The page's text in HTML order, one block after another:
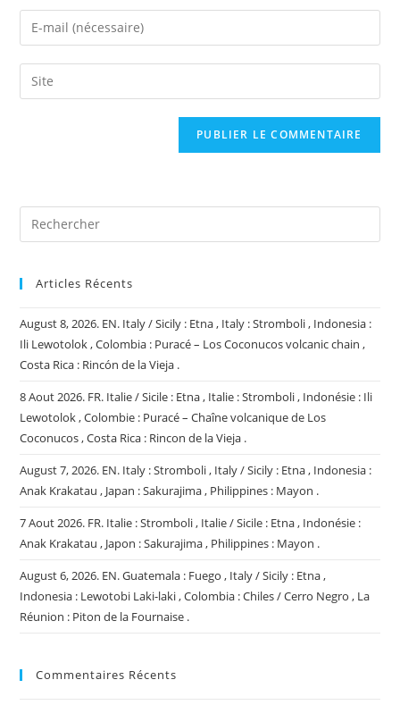
name
comment
Enter
your
email
address
Saisir
l’URL
Articles Récents
August 8, 2026. EN. Italy / Sicily : Etna , Italy : Stromboli , Indonesia :
Ili Lewotolok , Colombia : Puracé – Los Coconucos volcanic chain ,
Costa Rica : Rincón de la Vieja .
8 Aout 2026. FR. Italie / Sicile : Etna , Italie : Stromboli , Indonésie : Ili
Lewotolok , Colombie : Puracé – Chaîne volcanique de Los
Coconucos , Costa Rica : Rincon de la Vieja .
August 7, 2026. EN. Italy : Stromboli , Italy / Sicily : Etna , Indonesia :
Anak Krakatau , Japan : Sakurajima , Philippines : Mayon .
7 Aout 2026. FR. Italie : Stromboli , Italie / Sicile : Etna , Indonésie :
Anak Krakatau , Japon : Sakurajima , Philippines : Mayon .
August 6, 2026. EN. Guatemala : Fuego , Italy / Sicily : Etna ,
Indonesia : Lewotobi Laki-laki , Colombia : Chiles / Cerro Negro , La
Réunion : Piton de la Fournaise .
Commentaires Récents